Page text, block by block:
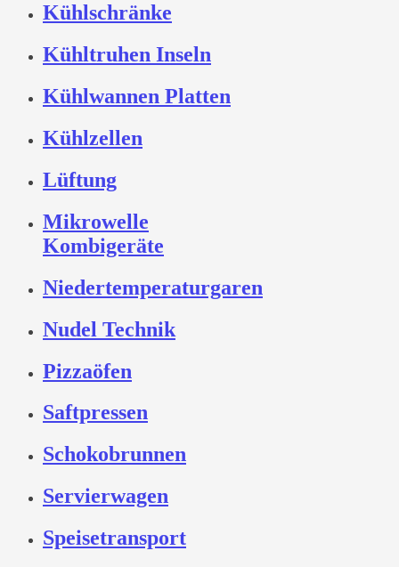
Kühlschränke
Kühltruhen Inseln
Kühlwannen Platten
Kühlzellen
Lüftung
Mikrowelle
Kombigeräte
Niedertemperaturgaren
Nudel Technik
Pizzaöfen
Saftpressen
Schokobrunnen
Servierwagen
Speisetransport